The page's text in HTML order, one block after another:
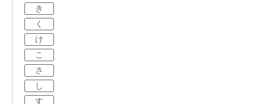
き
く
け
こ
さ
し
す